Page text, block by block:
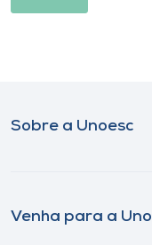
Sobre a Unoesc
Venha para a